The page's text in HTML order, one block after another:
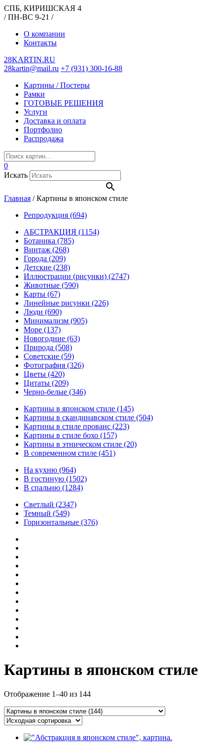
СПБ, КИРИШСКАЯ 4
/ ПН-ВС 9-21 /
О компании
Контакты
28KARTIN.RU
28kartin@mail.ru +7 (931) 300-16-88
Картины / Постеры
Рамки
ГОТОВЫЕ РЕШЕНИЯ
Услуги
Доставка и оплата
Портфолио
Распродажа
0
Искать
Главная /Картины в японском стиле
Репродукция (694)
АБСТРАКЦИЯ (1154)
Ботаника (785)
Винтаж (268)
Города (209)
Детские (238)
Иллюстрации (рисунки) (2747)
Животные (590)
Карты (67)
Линейные рисунки (226)
Люди (690)
Минимализм (905)
Море (137)
Новогодние (63)
Природа (508)
Советские (59)
Фотография (326)
Цветы (420)
Цитаты (209)
Черно-белые (346)
Картины в японском стиле (145)
Картины в скандинавском стиле (504)
Картины в стиле прованс (223)
Картины в стиле бохо (157)
Картины в этническом стиле (20)
В современном стиле (451)
На кухню (964)
В гостиную (1502)
В спальню (1284)
Светлый (2347)
Темный (549)
Горизонтальные (376)
Картины в японском стиле
Отображение 1–40 из 144